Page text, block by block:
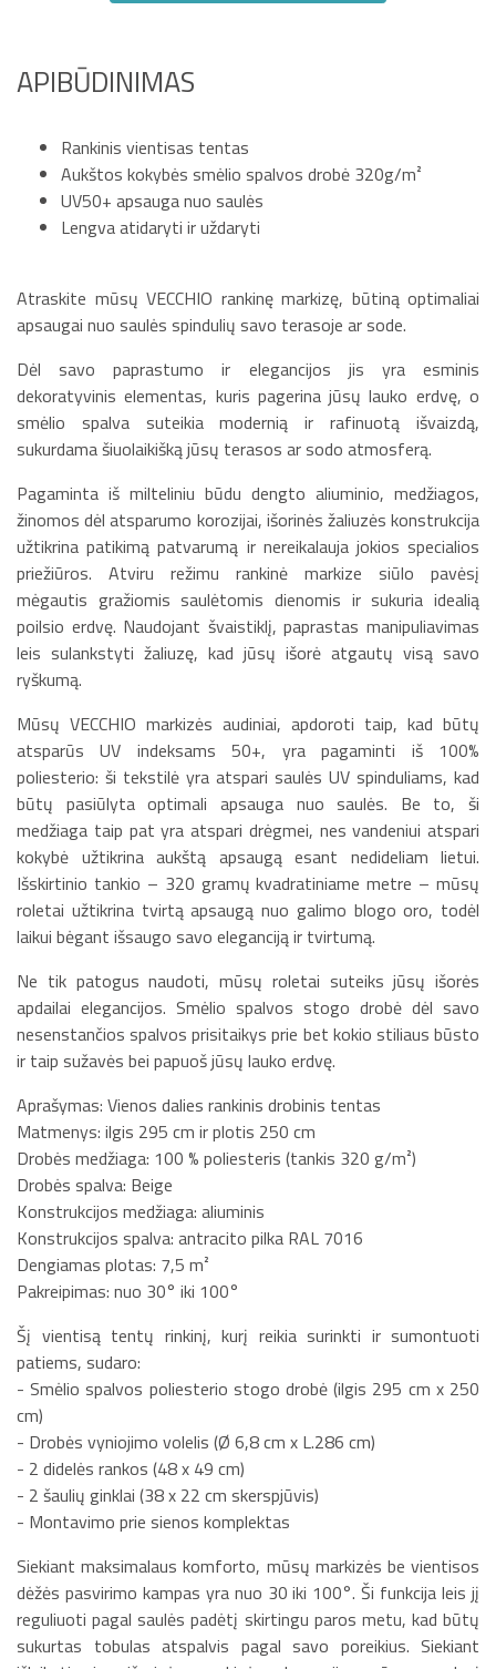
APIBŪDINIMAS
Rankinis vientisas tentas
Aukštos kokybės smėlio spalvos drobė 320g/m²
UV50+ apsauga nuo saulės
Lengva atidaryti ir uždaryti
Atraskite mūsų VECCHIO rankinę markizę, būtiną optimaliai
apsaugai nuo saulės spindulių savo terasoje ar sode.
Dėl savo paprastumo ir elegancijos jis yra esminis
dekoratyvinis elementas, kuris pagerina jūsų lauko erdvę, o
smėlio spalva suteikia modernią ir rafinuotą išvaizdą,
sukurdama šiuolaikišką jūsų terasos ar sodo atmosferą.
Pagaminta iš milteliniu būdu dengto aliuminio, medžiagos,
žinomos dėl atsparumo korozijai, išorinės žaliuzės konstrukcija
užtikrina patikimą patvarumą ir nereikalauja jokios specialios
priežiūros. Atviru režimu rankinė markize siūlo pavėsį
mėgautis gražiomis saulėtomis dienomis ir sukuria idealią
poilsio erdvę. Naudojant švaistiklį, paprastas manipuliavimas
leis sulankstyti žaliuzę, kad jūsų išorė atgautų visą savo
ryškumą.
Mūsų VECCHIO markizės audiniai, apdoroti taip, kad būtų
atsparūs UV indeksams 50+, yra pagaminti iš 100%
poliesterio: ši tekstilė yra atspari saulės UV spinduliams, kad
būtų pasiūlyta optimali apsauga nuo saulės. Be to, ši
medžiaga taip pat yra atspari drėgmei, nes vandeniui atspari
kokybė užtikrina aukštą apsaugą esant nedideliam lietui.
Išskirtinio tankio – 320 gramų kvadratiniame metre – mūsų
roletai užtikrina tvirtą apsaugą nuo galimo blogo oro, todėl
laikui bėgant išsaugo savo eleganciją ir tvirtumą.
Ne tik patogus naudoti, mūsų roletai suteiks jūsų išorės
apdailai elegancijos. Smėlio spalvos stogo drobė dėl savo
nesenstančios spalvos prisitaikys prie bet kokio stiliaus būsto
ir taip sužavės bei papuoš jūsų lauko erdvę.
Aprašymas: Vienos dalies rankinis drobinis tentas
Matmenys: ilgis 295 cm ir plotis 250 cm
Drobės medžiaga: 100 % poliesteris (tankis 320 g/m²)
Drobės spalva: Beige
Konstrukcijos medžiaga: aliuminis
Konstrukcijos spalva: antracito pilka RAL 7016
Dengiamas plotas: 7,5 m²
Pakreipimas: nuo 30° iki 100°
Šį vientisą tentų rinkinį, kurį reikia surinkti ir sumontuoti
patiems, sudaro:
- Smėlio spalvos poliesterio stogo drobė (ilgis 295 cm x 250
cm)
- Drobės vyniojimo volelis (Ø 6,8 cm x L.286 cm)
- 2 didelės rankos (48 x 49 cm)
- 2 šaulių ginklai (38 x 22 cm skerspjūvis)
- Montavimo prie sienos komplektas
Siekiant maksimalaus komforto, mūsų markizės be vientisos
dėžės pasvirimo kampas yra nuo 30 iki 100°. Ši funkcija leis jį
reguliuoti pagal saulės padėtį skirtingu paros metu, kad būtų
sukurtas tobulas atspalvis pagal savo poreikius. Siekiant